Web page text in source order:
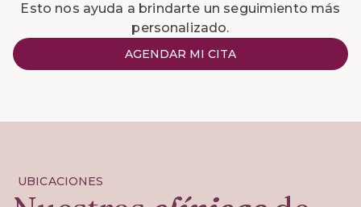
Esto nos ayuda a brindarte un seguimiento más
personalizado.
AGENDAR MI CITA
UBICACIONES